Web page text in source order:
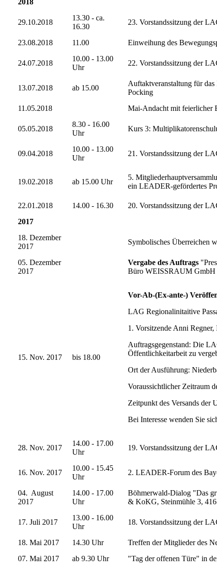
29.10.2018
13.30 - ca.
16.30
23. Vorstandssitzung der
23.08.2018 11.00 Einweihung des
24.07.2018
10.00 - 13.00
Uhr
22. Vorstandssitzung der
13.07.2018 ab 15.00
Auftaktveranstaltung für
Pocking
11.05.2018
Mai-Andacht mit feierlicher
05.05.2018
8.30 - 16.00
Uhr
Kurs 3:
09.04.2018
10.00 - 13.00
Uhr
21. Vorstandssitzung der
19.02.2018 ab 15.00 Uhr
5.
ein LEADER-gefördertes
22.01.2018 14.00 - 16.30
20. Vorstandssitzung der
2017
18. Dezember
2017
Symbolisches Überreichen
05. Dezember
2017
Vergabe des Auftrags
Büro WEISSRAUM GmbH
15. Nov. 2017 bis 18.00
Vor-Ab-(Ex-ante-)
LAG Regionalinitaitive
1. Vorsitzende Anni Regner,
Auftragsgegenstand: Die
Öffentlichkeitarbeit zu
Ort der Ausführung:
Voraussichtlicher Zeitraum
Zeitpunkt des Versands der
Bei Interesse wenden Sie
28. Nov. 2017
14.00 - 17.00
Uhr
19. Vorstandssitzung der
16. Nov. 2017
10.00 - 15.45
Uhr
2. LEADER-Forum des
04. August
2017
14.00 - 17.00
Uhr
Böhmerwald-Dialog "Das
& KoKG, Steinmühle 3,
17. Juli 2017
13.00 - 16.00
Uhr
18. Vorstandssitzung der
18. Mai 2017 14.30 Uhr
Treffen der Mitglieder des
07. Mai 2017
ab 9.30 Uhr
"Tag der offenen Türe" in